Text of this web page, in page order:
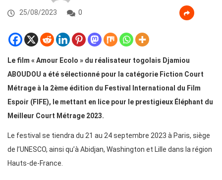
25/08/2023 0
Le film « Amour Ecolo » du réalisateur togolais Djamiou
ABOUDOU a été sélectionné pour la catégorie Fiction Court
Métrage à la 2ème édition du Festival International du Film
Espoir (FIFE), le mettant en lice pour le prestigieux Éléphant du
Meilleur Court Métrage 2023.
Le festival se tiendra du 21 au 24 septembre 2023 à Paris, siège
de l’UNESCO, ainsi qu’à Abidjan, Washington et Lille dans la région
Hauts-de-France.